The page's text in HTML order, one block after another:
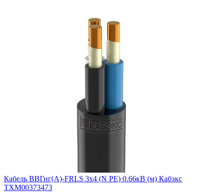
Кабель ВВГнг(А)-FRLS 3х4 (N PE) 0.66кВ (м) Кабэкс
ТХМ00373473